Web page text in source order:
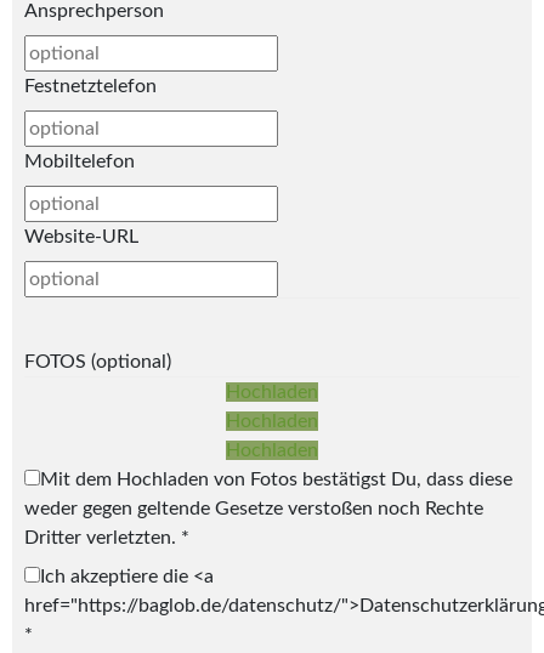
Ansprechperson
Festnetztelefon
Mobiltelefon
Website-URL
FOTOS (optional)
Hochladen
Hochladen
Hochladen
Mit dem Hochladen von Fotos bestätigst Du, dass diese
weder gegen geltende Gesetze verstoßen noch Rechte
Dritter verletzten. *
Ich akzeptiere die <a
href="https://baglob.de/datenschutz/
*